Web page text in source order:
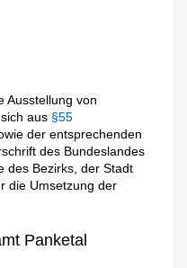
Ausstellung von
aus §55
der entsprechenden
des Bundeslandes
des Bezirks, der Stadt
die Umsetzung der
Panketal